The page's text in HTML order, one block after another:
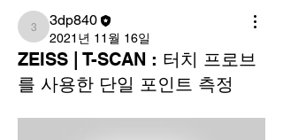
3dp840
3dp840
2021년 11월 16일
ZEISS | T-SCAN : 터치 프로브
를 사용한 단일 포인트 측정